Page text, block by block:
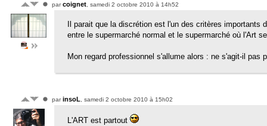
parcoignet , samedi 2 octobre 2010 à 14h52
Il parait que la discrétion est l'un des critères
entre le supermarché normal et le supermarché où l'Art
Mon regard professionnel s'allume alors : ne s'agit-il pas
parinsoL , samedi 2 octobre 2010 à 15h02
L'ART est partout